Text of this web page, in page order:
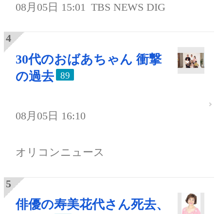
08月05日 15:01 TBS NEWS DIG
30代のおばあちゃん 衝撃
の過去
89
08月05日 16:10
オリコンニュース
俳優の寿美花代さん死去、